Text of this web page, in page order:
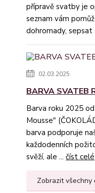
přípravě svatby je
seznam vám
dohromady, sepsat
02.03.2025
BARVA SVATEB
Barva roku 2025
Mousse"
barva podporuje
každodenních
svěží, ale ... číst celé
Zobrazit všechny